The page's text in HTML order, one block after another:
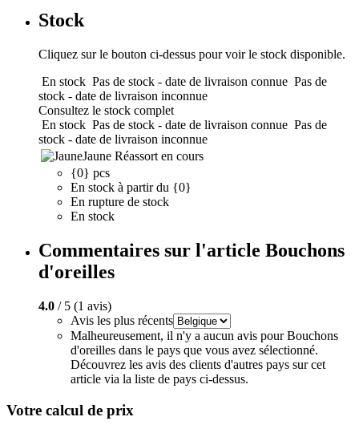
Stock
Cliquez sur le bouton ci-dessus pour voir le stock disponible.
En stock Pas de stock - date de livraison connue Pas de
stock - date de livraison inconnue
Consultez le stock complet
En stock Pas de stock - date de livraison connue Pas de
stock - date de livraison inconnue
Jaune Réassort en cours
{0} pcs
En stock à partir du {0}
En rupture de stock
En stock
Commentaires sur l'article Bouchons
d'oreilles
4.0 / 5 (1 avis)
Avis les plus récents
Malheureusement, il n'y a aucun avis pour Bouchons
d'oreilles dans le pays que vous avez sélectionné.
Découvrez les avis des clients d'autres pays sur cet
article via la liste de pays ci-dessus.
Votre calcul de prix